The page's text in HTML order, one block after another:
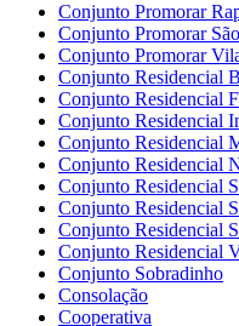
Conjunto Promorar
Conjunto Promorar
Conjunto Promorar
Conjunto Residencial
Conjunto Residencial
Conjunto Residencial
Conjunto Residencial
Conjunto Residencial
Conjunto Residencial
Conjunto Residencial
Conjunto Residencial
Conjunto Residencial
Conjunto Sobradinho
Consolação
Cooperativa